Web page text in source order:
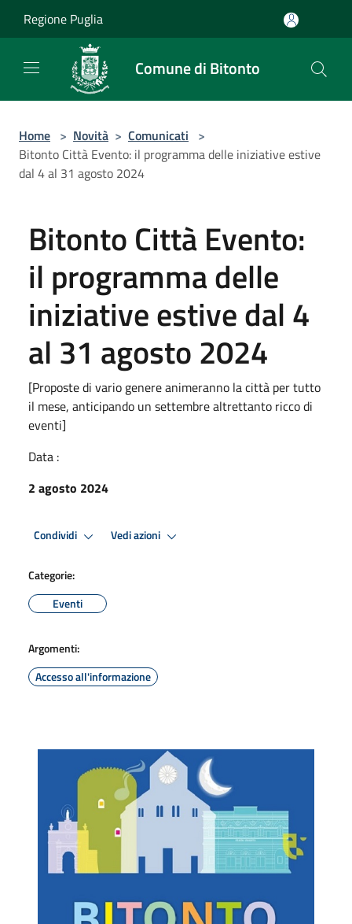
Regione Puglia
Comune di Bitonto
Home > Novità > Comunicati >
Bitonto Città Evento: il programma delle iniziative estive
dal 4 al 31 agosto 2024
Bitonto Città Evento:
il programma delle
iniziative estive dal 4
al 31 agosto 2024
[Proposte di vario genere animeranno la città per tutto
il mese, anticipando un settembre altrettanto ricco di
eventi]
Data :
2 agosto 2024
Condividi Vedi azioni
Categorie:
Eventi
Argomenti:
Accesso all'informazione